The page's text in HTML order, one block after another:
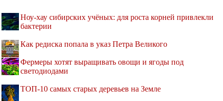
Ноу-хау сибирских учёных: для роста корней привлекли
бактерии
Как редиска попала в указ Петра Великого
Фермеры хотят выращивать овощи и ягоды под
светодиодами
ТОП-10 самых старых деревьев на Земле